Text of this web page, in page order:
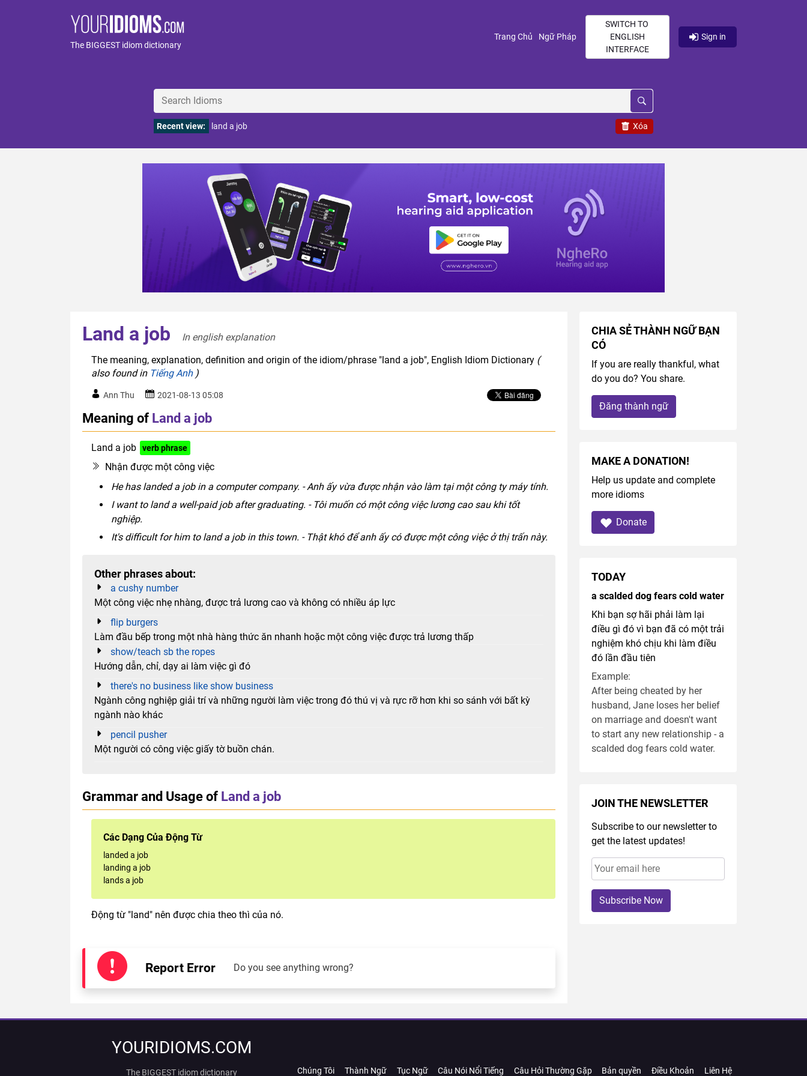
The BIGGEST idiom dictionary
Trang Chủ (current)
Ngữ Pháp(current)
SWITCH TO
ENGLISH
INTERFACE
Sign in
Xóa
Recent view: land a job
Land a job
In english explanation
The meaning, explanation, definition and origin of the idiom/phrase "land a job", English Idiom Dictionary (
also found in Tiếng Anh)
Ann Thu 2021-08-13 05:08
Meaning of Land a job
Land a job verb phrase
Nhận được một công việc
He has landed a job in a computer company. - Anh ấy vừa được nhận vào làm tại một công ty máy tính.
I want to land a well-paid job after graduating. - Tôi muốn có một công việc lương cao sau khi tốt
nghiệp.
It's difficult for him to land a job in this town. - Thật khó để anh ấy có được một công việc ở thị trấn này.
Other phrases about:
a cushy number
Một công việc nhẹ nhàng, được trả lương cao và không có nhiều áp lực
flip burgers
Làm đầu bếp trong một nhà hàng thức ăn nhanh hoặc một công việc được trả lương thấp
show/teach sb the ropes
Hướng dẫn, chỉ, dạy ai làm việc gì đó
there's no business like show business
Ngành công nghiệp giải trí và những người làm việc trong đó thú vị và rực rỡ hơn khi so sánh với bất kỳ
ngành nào khác
pencil pusher
Một người có công việc giấy tờ buồn chán.
Grammar and Usage of Land a job
Các Dạng Của Động Từ
landed a job
landing a job
lands a job
Động từ "land" nên được chia theo thì của nó.
Report Error Do you see anything wrong?
CHIA SẺ THÀNH NGỮ BẠN
CÓ
If you are really thankful, what
do you do? You share.
Đăng thành ngữ
MAKE A DONATION!
Help us update and complete
more idioms
Donate
TODAY
a scalded dog fears cold water
Khi bạn sợ hãi phải làm lại
điều gì đó vì bạn đã có một trải
nghiệm khó chịu khi làm điều
đó lần đầu tiên
Example:
After being cheated by her
husband, Jane loses her belief
on marriage and doesn't want
to start any new relationship - a
scalded dog fears cold water.
JOIN THE NEWSLETTER
Subscribe to our newsletter to
get the latest updates!
Subscribe Now
YOURIDIOMS.COM
The BIGGEST idiom dictionary Chúng Tôi Thành Ngữ Tục Ngữ Câu Nói Nổi Tiếng Câu Hỏi Thường Gặp Bản quyền Điều Khoản Liên Hệ